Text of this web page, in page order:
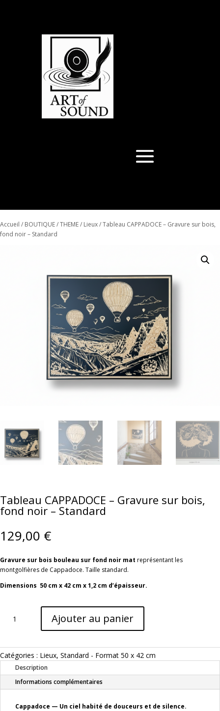
Accueil / BOUTIQUE/THEME/ Lieux/ Tableau CAPPADOCE – Gravure sur bois,
fond noir – Standard
Tableau CAPPADOCE – Gravure sur bois,
fond noir – Standard
129,00 €
Gravure sur bois bouleau sur fond noir mat représentant les
montgolfières de Cappadoce. Taille standard.
Dimensions 50 cm x 42 cm x 1,2 cm d’épaisseur.
–
Gravure
fond
Ajouter au panier
Catégories : Lieux, Standard - Format 50 x 42 cm
Description
Informations complémentaires
Cappadoce — Un ciel habité de douceurs et de silence.